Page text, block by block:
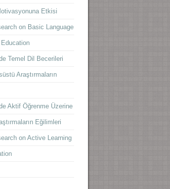
Etkisi
on Basic Language
Temel Dil Becerileri
Araştırmaların
Aktif Öğrenme Üzerine
Eğilimleri
on Active Learning